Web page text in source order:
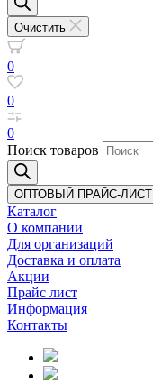
Очистить
0
0
0
Поиск товаров
ОПТОВЫЙ ПРАЙС-ЛИСТ
Каталог
О компании
Для организаций
Доставка и оплата
Акции
Прайс лист
Информация
Контакты